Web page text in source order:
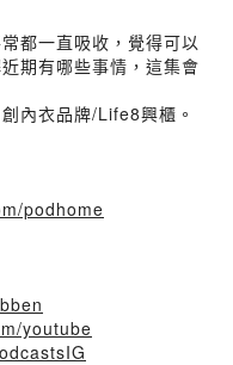
都一直吸收，覺得可以
期有哪些事情，這集會
內衣品牌/Life8興櫃。
podhome
youtube